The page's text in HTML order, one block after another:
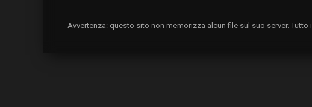
Avvertenza: questo sito non memorizza alcun file sul suo server.